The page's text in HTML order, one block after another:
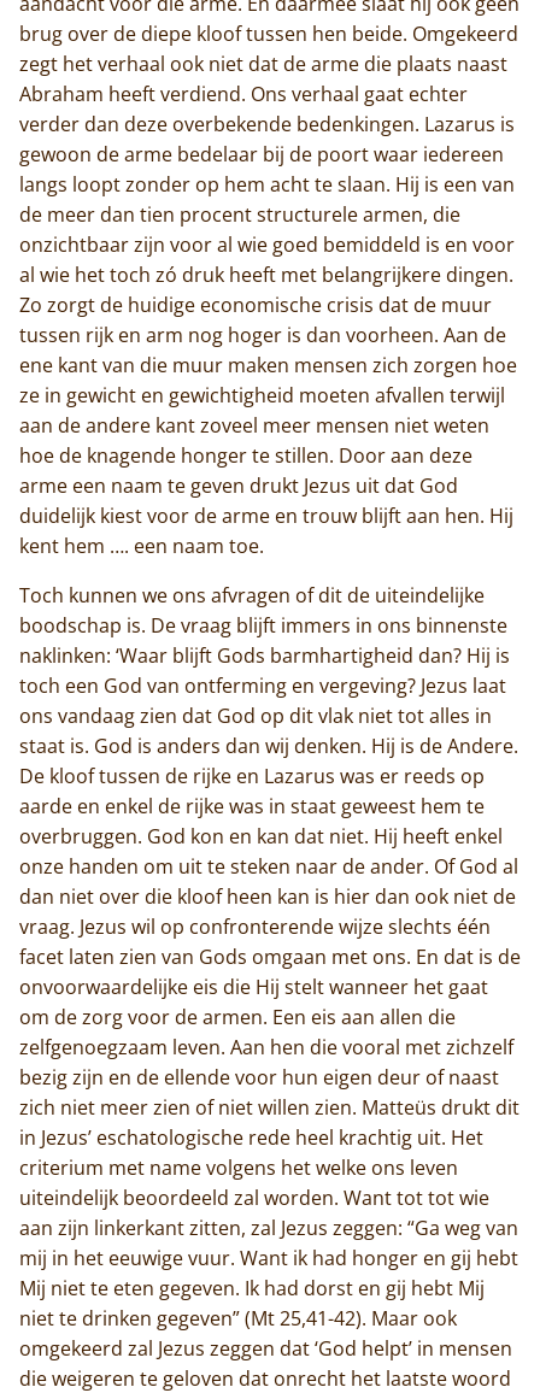
Home
Trappisten
De abdij
Actueel
Monnik worden
Contact
brug over de diepe kloof tussen hen beide. Omgekeerd
zegt het verhaal ook niet dat de arme die plaats naast
Abraham heeft verdiend. Ons verhaal gaat echter
verder dan deze overbekende bedenkingen. Lazarus is
gewoon de arme bedelaar bij de poort waar iedereen
langs loopt zonder op hem acht te slaan. Hij is een van
de meer dan tien procent structurele armen, die
onzichtbaar zijn voor al wie goed bemiddeld is en voor
al wie het toch zó druk heeft met belangrijkere dingen.
Zo zorgt de huidige economische crisis dat de muur
tussen rijk en arm nog hoger is dan voorheen. Aan de
ene kant van die muur maken mensen zich zorgen hoe
ze in gewicht en gewichtigheid moeten afvallen terwijl
aan de andere kant zoveel meer mensen niet weten
hoe de knagende honger te stillen. Door aan deze
arme een naam te geven drukt Jezus uit dat God
duidelijk kiest voor de arme en trouw blijft aan hen. Hij
kent hem …. een naam toe.
Toch kunnen we ons afvragen of dit de uiteindelijke
boodschap is. De vraag blijft immers in ons binnenste
naklinken: ‘Waar blijft Gods barmhartigheid dan? Hij is
toch een God van ontferming en vergeving? Jezus laat
ons vandaag zien dat God op dit vlak niet tot alles in
staat is. God is anders dan wij denken. Hij is de Andere.
De kloof tussen de rijke en Lazarus was er reeds op
aarde en enkel de rijke was in staat geweest hem te
overbruggen. God kon en kan dat niet. Hij heeft enkel
onze handen om uit te steken naar de ander. Of God al
dan niet over die kloof heen kan is hier dan ook niet de
vraag. Jezus wil op confronterende wijze slechts één
facet laten zien van Gods omgaan met ons. En dat is de
onvoorwaardelijke eis die Hij stelt wanneer het gaat
om de zorg voor de armen. Een eis aan allen die
zelfgenoegzaam leven. Aan hen die vooral met zichzelf
bezig zijn en de ellende voor hun eigen deur of naast
zich niet meer zien of niet willen zien. Matteüs drukt dit
in Jezus’ eschatologische rede heel krachtig uit. Het
criterium met name volgens het welke ons leven
uiteindelijk beoordeeld zal worden. Want tot tot wie
aan zijn linkerkant zitten, zal Jezus zeggen: “Ga weg van
mij in het eeuwige vuur. Want ik had honger en gij hebt
Mij niet te eten gegeven. Ik had dorst en gij hebt Mij
niet te drinken gegeven” (Mt 25,41-42). Maar ook
omgekeerd zal Jezus zeggen dat ‘God helpt’ in mensen
die weigeren te geloven dat onrecht het laatste woord